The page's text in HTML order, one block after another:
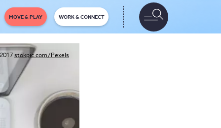
MOVE & PLAY WORK & CONNECT
stokpic.com/Pexels